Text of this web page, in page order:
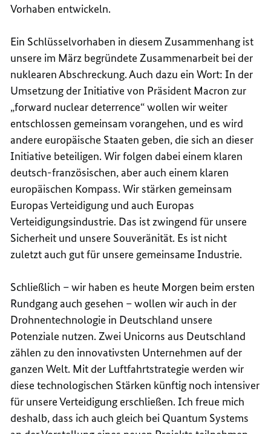
Vorhaben entwickeln.
Ein Schlüsselvorhaben in diesem Zusammenhang ist
unsere im März begründete Zusammenarbeit bei der
nuklearen Abschreckung. Auch dazu ein Wort: In der
Umsetzung der Initiative von Präsident Macron zur
„forward nuclear deterrence“ wollen wir weiter
entschlossen gemeinsam vorangehen, und es wird
andere europäische Staaten geben, die sich an dieser
Initiative beteiligen. Wir folgen dabei einem klaren
deutsch-französischen, aber auch einem klaren
europäischen Kompass. Wir stärken gemeinsam
Europas Verteidigung und auch Europas
Verteidigungsindustrie. Das ist zwingend für unsere
Sicherheit und unsere Souveränität. Es ist nicht
zuletzt auch gut für unsere gemeinsame Industrie.
Schließlich – wir haben es heute Morgen beim ersten
Rundgang auch gesehen – wollen wir auch in der
Drohnentechnologie in Deutschland unsere
Potenziale nutzen. Zwei Unicorns aus Deutschland
zählen zu den innovativsten Unternehmen auf der
ganzen Welt. Mit der Luftfahrtstrategie werden wir
diese technologischen Stärken künftig noch intensiver
für unsere Verteidigung erschließen. Ich freue mich
deshalb, dass ich auch gleich bei Quantum Systems